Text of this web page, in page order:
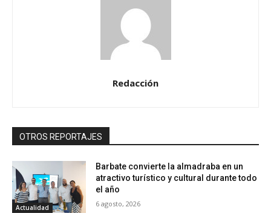
Redacción
OTROS REPORTAJES
Actualidad
Barbate convierte la almadraba en un
atractivo turístico y cultural durante todo
el año
6 agosto, 2026